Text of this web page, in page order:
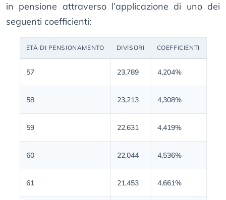
in pensione attraverso l’applicazione di uno dei
seguenti coefficienti:
ETÀ DI PENSIONAMENTO DIVISORI COEFFICIENTI
57 23,789 4,204%
58 23,213 4,308%
59 22,631 4,419%
60 22,044 4,536%
61 21,453 4,661%